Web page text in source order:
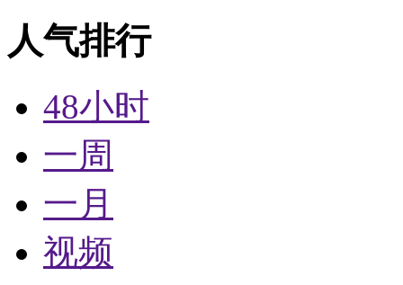
人气排行
48小时
一周
一月
视频